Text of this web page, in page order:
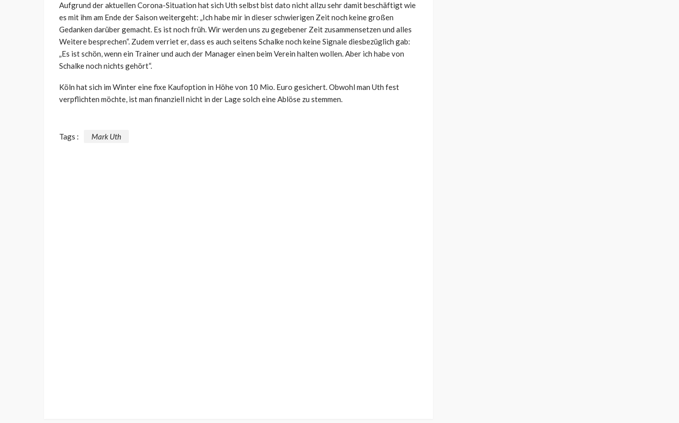
Aufgrund der aktuellen Corona-Situation hat sich Uth selbst bist dato nicht allzu sehr damit beschäftigt wie
es mit ihm am Ende der Saison weitergeht: „Ich habe mir in dieser schwierigen Zeit noch keine großen
Gedanken darüber gemacht. Es ist noch früh. Wir werden uns zu gegebener Zeit zusammensetzen und alles
Weitere besprechen“. Zudem verriet er, dass es auch seitens Schalke noch keine Signale diesbezüglich gab:
„Es ist schön, wenn ein Trainer und auch der Manager einen beim Verein halten wollen. Aber ich habe von
Schalke noch nichts gehört“.
Köln hat sich im Winter eine fixe Kaufoption in Höhe von 10 Mio. Euro gesichert. Obwohl man Uth fest
verpflichten möchte, ist man finanziell nicht in der Lage solch eine Ablöse zu stemmen.
Tags : Mark Uth